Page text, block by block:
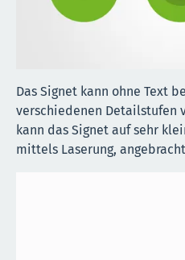
Das Signet kann ohne Text
verschiedenen Detailstufen
kann das Signet auf sehr
mittels Laserung,